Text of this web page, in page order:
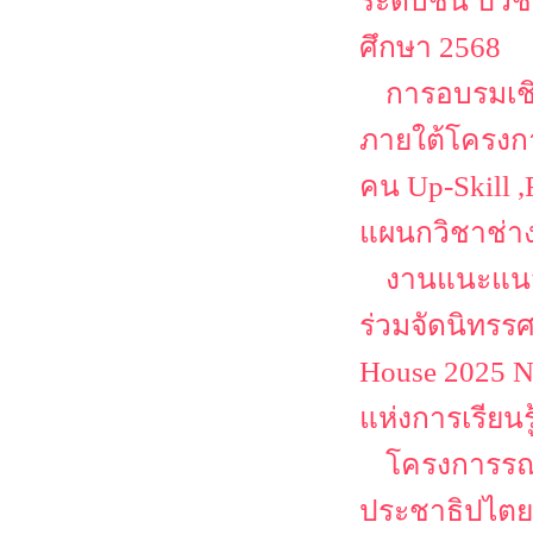
ศึกษา 2568
การอบรม
ภายใต้โครง
คน Up-Skill
แผนกวิชาช่า
งานแนะแ
ร่วมจัดนิทรร
House 2025
แห่งการเรีย
โครงการร
ประชาธิปไต